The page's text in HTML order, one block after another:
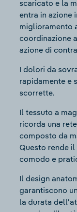
scaricato e la
entra in azione
miglioramento
coordinazione
azione di
I dolori da
rapidamente e
scorrette.
Il tessuto a
ricorda una
composto da
Questo rende
comodo e
Il design
garantiscono
la durata